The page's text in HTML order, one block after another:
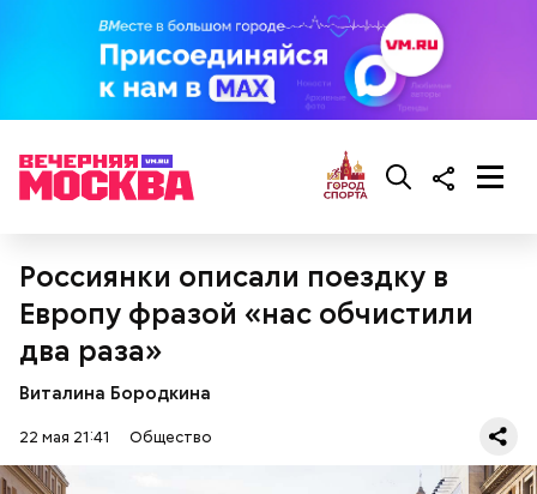
Россиянки описали поездку в
Европу фразой «нас обчистили
два раза»
Виталина Бородкина
22 мая 21:41 Общество
Ингредиенты: